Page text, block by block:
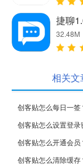
捷聊
32.48M
相关文
创客贴怎么每日一
创客贴怎么设置登
创客贴怎么开通会
创客贴怎么清除缓